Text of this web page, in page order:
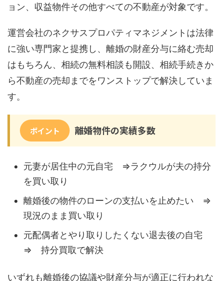
ョン、収益物件その他すべての不動産が対象です。
運営会社のネクサスプロパティマネジメントは法律
に強い専門家と提携し、離婚の財産分与に絡む売却
はもちろん、相続の無料相談も開設、相続手続きか
ら不動産の売却までをワンストップで解決していま
す。
ポイント 離婚物件の実績多数
元妻が居住中の元自宅 ⇒ラクウルが夫の持分
を買い取り
離婚後の物件のローンの支払いを止めたい ⇒
現況のまま買い取り
元配偶者とやり取りしたくない退去後の自宅
⇒ 持分買取で解決
いずれも離婚後の協議や財産分与が適正に行われな